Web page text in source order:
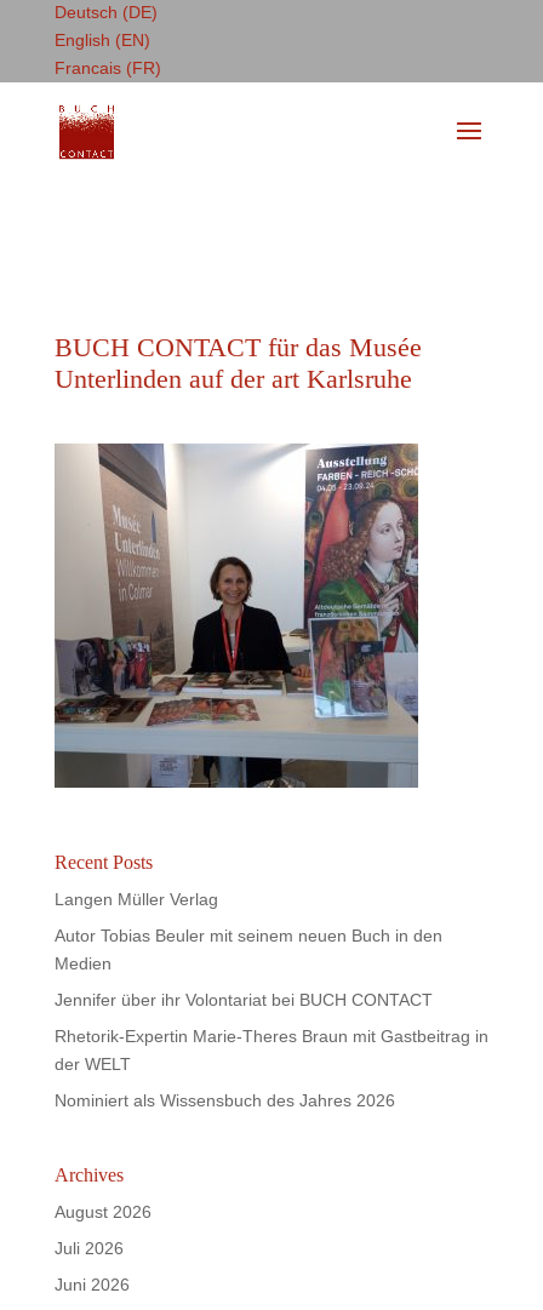
Deutsch (DE)
English (EN)
Francais (FR)
BUCH CONTACT für das Musée
Unterlinden auf der art Karlsruhe
Recent Posts
Langen Müller Verlag
Autor Tobias Beuler mit seinem neuen Buch in den
Medien
Jennifer über ihr Volontariat bei BUCH CONTACT
Rhetorik-Expertin Marie-Theres Braun mit Gastbeitrag in
der WELT
Nominiert als Wissensbuch des Jahres 2026
Archives
August 2026
Juli 2026
Juni 2026